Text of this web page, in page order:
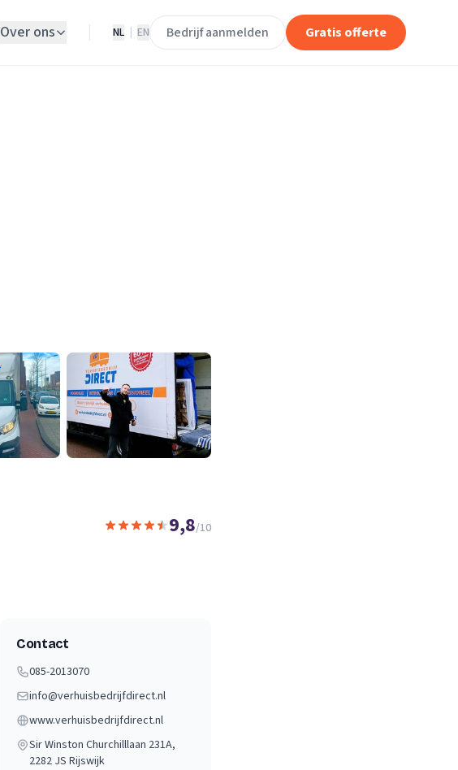
Over ons NL EN Bedrijf aanmelden Gratis offerte
9,8/10
Contact
085-2013070
info@verhuisbedrijfdirect.nl
www.verhuisbedrijfdirect.nl
Sir Winston Churchilllaan 231A,
2282 JS Rijswijk